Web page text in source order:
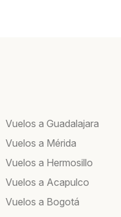
Vuelos a Guadalajara
Vuelos a Mérida
Vuelos a Hermosillo
Vuelos a Acapulco
Vuelos a Bogotá